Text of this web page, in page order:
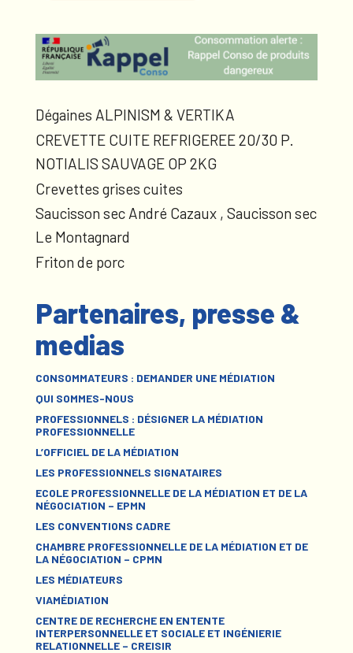
Dégaines ALPINISM & VERTIKA
CREVETTE CUITE REFRIGEREE 20/30 P.
NOTIALIS SAUVAGE OP 2KG
Crevettes grises cuites
Saucisson sec André Cazaux , Saucisson sec
Le Montagnard
Friton de porc
Partenaires, presse &
medias
CONSOMMATEURS : DEMANDER UNE MÉDIATION
QUI SOMMES-NOUS
PROFESSIONNELS : DÉSIGNER LA MÉDIATION
PROFESSIONNELLE
L’OFFICIEL DE LA MÉDIATION
LES PROFESSIONNELS SIGNATAIRES
ECOLE PROFESSIONNELLE DE LA MÉDIATION ET DE LA
NÉGOCIATION – EPMN
LES CONVENTIONS CADRE
CHAMBRE PROFESSIONNELLE DE LA MÉDIATION ET DE
LA NÉGOCIATION – CPMN
LES MÉDIATEURS
VIAMÉDIATION
CENTRE DE RECHERCHE EN ENTENTE
INTERPERSONNELLE ET SOCIALE ET INGÉNIERIE
RELATIONNELLE – CREISIR